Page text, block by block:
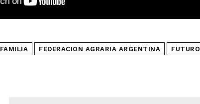
FAMILIA FEDERACION AGRARIA ARGENTINA FUTURO